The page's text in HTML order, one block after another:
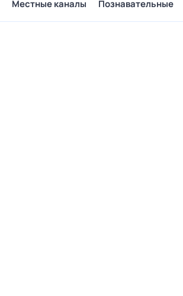
Местные каналы Познавательные